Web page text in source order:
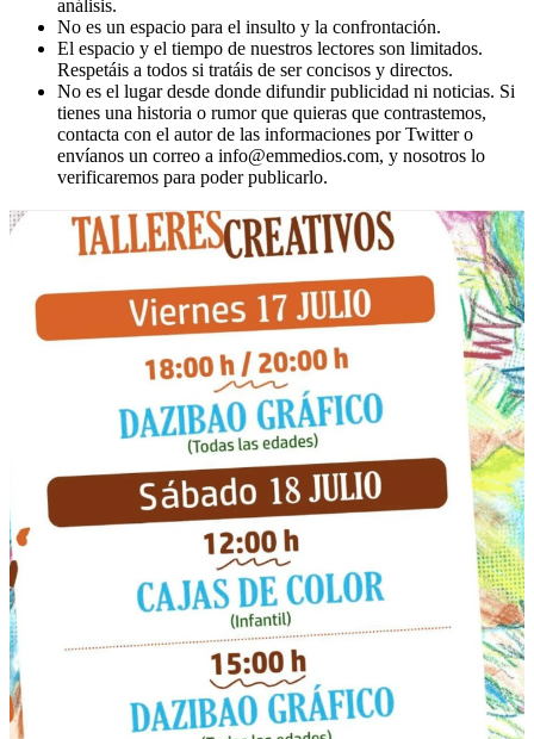
análisis.
No es un espacio para el insulto y la confrontación.
El espacio y el tiempo de nuestros lectores son limitados.
Respetáis a todos si tratáis de ser concisos y directos.
No es el lugar desde donde difundir publicidad ni noticias. Si
tienes una historia o rumor que quieras que contrastemos,
contacta con el autor de las informaciones por Twitter o
envíanos un correo a info@emmedios.com, y nosotros lo
verificaremos para poder publicarlo.